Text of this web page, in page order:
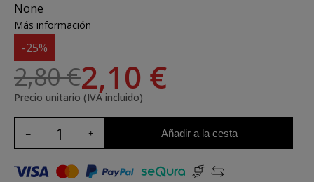
None
Más información
-25%
2,80 €2,10 €
Precio unitario (IVA incluido)
Añadir a la cesta